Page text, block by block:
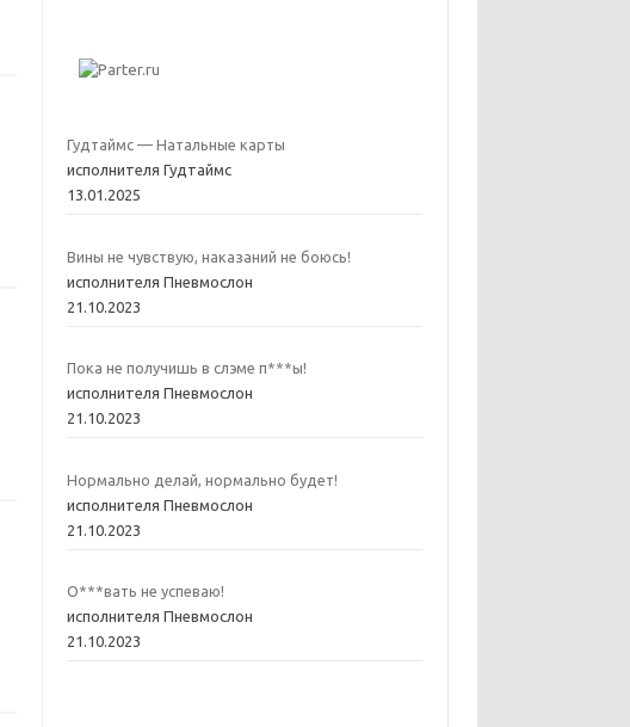
Гудтаймс — Натальные карты
исполнителя Гудтаймс
13.01.2025
Вины не чувствую, наказаний не боюсь!
исполнителя Пневмослон
21.10.2023
Пока не получишь в слэме п***ы!
исполнителя Пневмослон
21.10.2023
Нормально делай, нормально будет!
исполнителя Пневмослон
21.10.2023
О***вать не успеваю!
исполнителя Пневмослон
21.10.2023